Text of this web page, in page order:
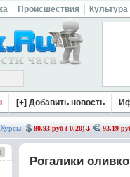
Происшествия Культура
[+] Добавить новость
Курсы: 80.93 руб (-0.20) 93.19
Рогалики